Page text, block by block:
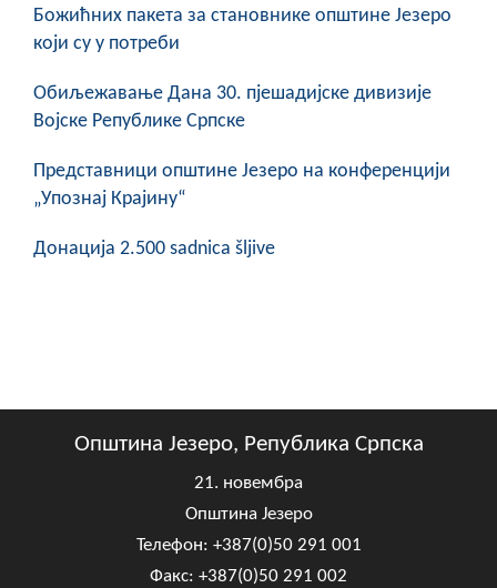
Божићних пакета за становнике општине Језеро
који су у потреби
Обиљежавање Данa 30. пјешадијске дивизије
Војске Републике Српске
Представници општине Језеро на конференцији
„Упознај Крајину“
Донација 2.500 sadnica šljive
Општина Језеро, Република Српска
21. новембра
Општина Језеро
Телефон: +387(0)50 291 001
Факс: +387(0)50 291 002